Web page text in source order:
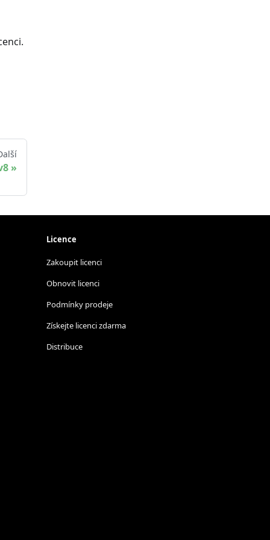
Licence
Zakoupit licenci
Obnovit licenci
Podmínky prodeje
Získejte licenci zdarma
Distribuce